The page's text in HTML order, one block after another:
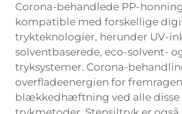
Corona-behandlede PP-
kompatible med forskellige
trykteknologier, herunder UV-
solventbaserede, eco-solvent-
tryksystemer. Corona-
overfladeenergien for
blækkedhæftning ved alle disse